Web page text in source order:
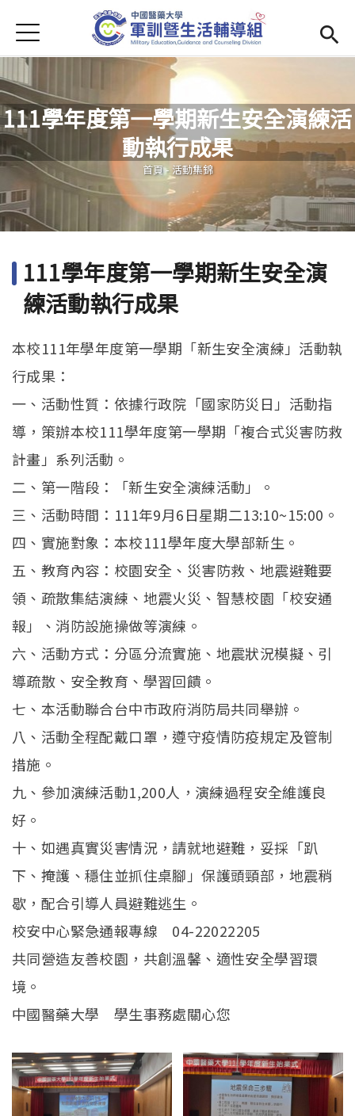
首頁
學務處首頁(link is external)
Open submenu (單位簡介)
單位簡介
最新消息
Open submenu (生活輔導)
生活輔導
Open submenu (校園安全)
校園安全
Open submenu (相關法規及檔案下載)
相關法規及檔案下載
Jump to Navigation
Jump to Main content
111學年度第一學期新生安全演練活
動執行成果
您在這裡
首頁- 活動集錦
111學年度第一學期新生安全演
練活動執行成果
本校111年學年度第一學期「新生安全演練」活動執
行成果：
一、活動性質：依據行政院「國家防災日」活動指
導，策辦本校111學年度第一學期「複合式災害防救
計畫」系列活動。
二、第一階段：「新生安全演練活動」。
三、活動時間：111年9月6日星期二13:10~15:00。
四、實施對象：本校111學年度大學部新生。
五、教育內容：校園安全、災害防救、地震避難要
領、疏散集結演練、地震火災、智慧校園「校安通
報」、消防設施操做等演練。
六、活動方式：分區分流實施、地震狀況模擬、引
導疏散、安全教育、學習回饋。
七、本活動聯合台中市政府消防局共同舉辦。
八、活動全程配戴口罩，遵守疫情防疫規定及管制
措施。
九、參加演練活動1,200人，演練過程安全維護良
好。
十、如遇真實災害情況，請就地避難，妥採「趴
下、掩護、穩住並抓住桌腳」保護頭頸部，地震稍
歇，配合引導人員避難逃生。
校安中心緊急通報專線 04-22022205
共同營造友善校園，共創溫馨、適性安全學習環
境。
中國醫藥大學 學生事務處關心您